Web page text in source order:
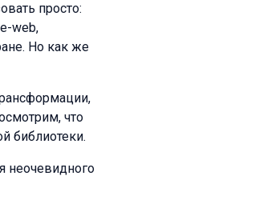
просто:
web,
Но как же
что
библиотеки.
неочевидного